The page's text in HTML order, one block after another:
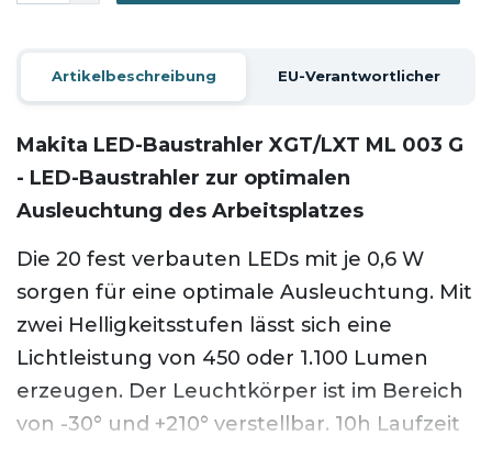
Artikelbeschreibung EU-Verantwortlicher
Makita LED-Baustrahler XGT/LXT ML 003 G
- LED-Baustrahler zur optimalen
Ausleuchtung des Arbeitsplatzes
Die 20 fest verbauten LEDs mit je 0,6 W
sorgen für eine optimale Ausleuchtung. Mit
zwei Helligkeitsstufen lässt sich eine
Lichtleistung von 450 oder 1.100 Lumen
erzeugen. Der Leuchtkörper ist im Bereich
von -30° und +210° verstellbar. 10h Laufzeit